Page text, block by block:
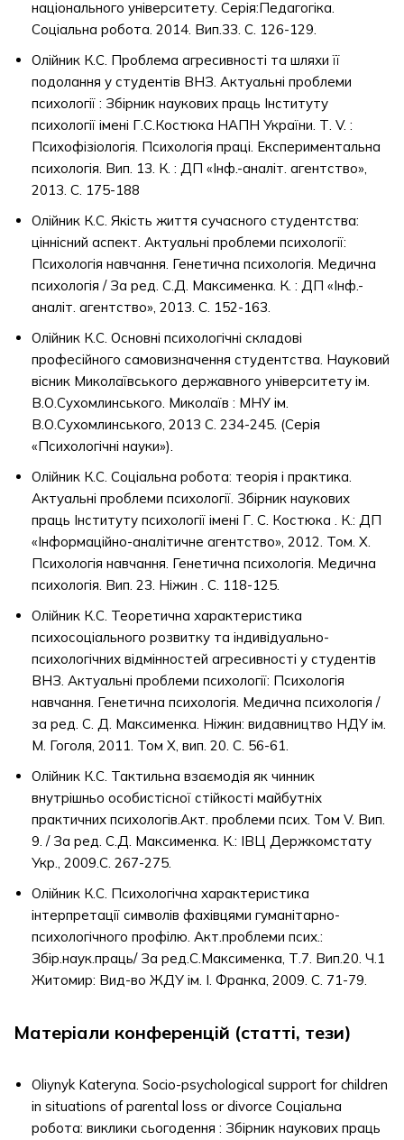
національного університету. Серія:Педагогіка.
Соціальна робота. 2014. Вип.33. С. 126-129.
Олійник К.С. Проблема агресивності та шляхи її
подолання у студентів ВНЗ. Актуальні проблеми
психології : Збірник наукових праць Інституту
психології імені Г.С.Костюка НАПН України. Т. V. :
Психофізіологія. Психологія праці. Експериментальна
психологія. Вип. 13. К. : ДП «Інф.-аналіт. агентство»,
2013. С. 175-188
Олійник К.С. Якість життя сучасного студентства:
ціннісний аспект. Актуальні проблеми психології:
Психологія навчання. Генетична психологія. Медична
психологія / За ред. С.Д. Максименка. К. : ДП «Інф.-
аналіт. агентство», 2013. С. 152-163.
Олійник К.С. Основні психологічні складові
професійного самовизначення студентства. Науковий
вісник Миколаївського державного університету ім.
В.О.Сухомлинського. Миколаїв : МНУ ім.
В.О.Сухомлинського, 2013 С. 234-245. (Серія
«Психологічні науки»).
Олійник К.С. Соціальна робота: теорія і практика.
Актуальні проблеми психології. Збірник наукових
праць Інституту психології імені Г. С. Костюка . К.: ДП
«Інформаційно-аналітичне агентство», 2012. Том. Х.
Психологія навчання. Генетична психологія. Медична
психологія. Вип. 23. Ніжин . С. 118-125.
Олійник К.С. Теоретична характеристика
психосоціального розвитку та індивідуально-
психологічних відмінностей агресивності у студентів
ВНЗ. Актуальні проблеми психології: Психологія
навчання. Генетична психологія. Медична психологія /
за ред. С. Д. Максименка. Ніжин: видавництво НДУ ім.
М. Гоголя, 2011. Том Х, вип. 20. С. 56-61.
Олійник К.С. Тактильна взаємодія як чинник
внутрішньо особистісної стійкості майбутніх
практичних психологів.Акт. проблеми псих. Том V. Вип.
9. / За ред. С.Д. Максименка. К.: ІВЦ Держкомстату
Укр., 2009.С. 267-275.
Олійник К.С. Психологічна характеристика
інтерпретації символів фахівцями гуманітарно-
психологічного профілю. Акт.проблеми псих.:
Збір.наук.праць/ За ред.С.Максименка, Т.7. Вип.20. Ч.1
Житомир: Вид-во ЖДУ ім. І. Франка, 2009. С. 71-79.
Матеріали конференцій (статті, тези)
Oliynyk Kateryna. Socio-psychological support for children
in situations of parental loss or divorce Соціальна
робота: виклики сьогодення : Збірник наукових праць